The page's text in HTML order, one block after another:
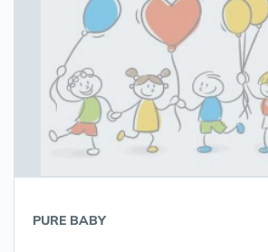
PURE BABY